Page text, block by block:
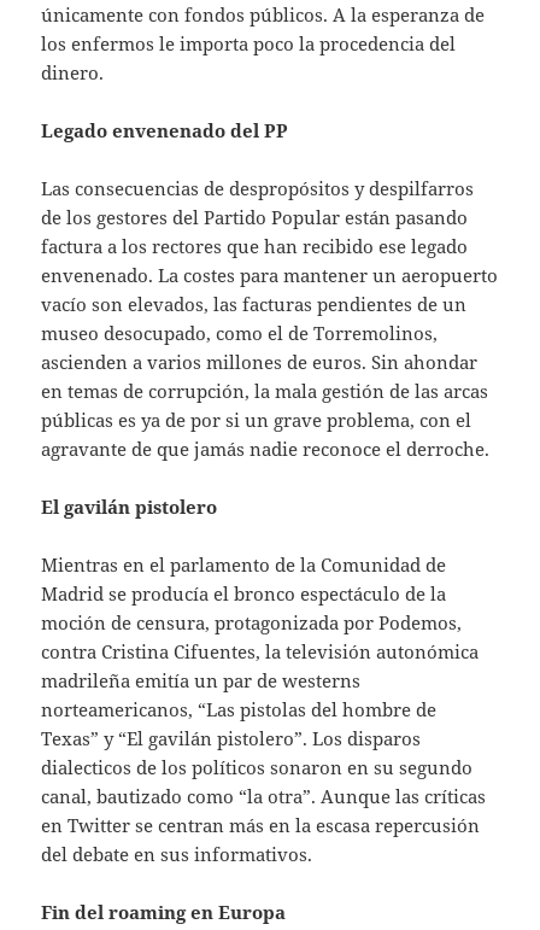
únicamente con fondos públicos. A la esperanza de
los enfermos le importa poco la procedencia del
dinero.
Legado envenenado del PP
Las consecuencias de despropósitos y despilfarros
de los gestores del Partido Popular están pasando
factura a los rectores que han recibido ese legado
envenenado. La costes para mantener un aeropuerto
vacío son elevados, las facturas pendientes de un
museo desocupado, como el de Torremolinos,
ascienden a varios millones de euros. Sin ahondar
en temas de corrupción, la mala gestión de las arcas
públicas es ya de por si un grave problema, con el
agravante de que jamás nadie reconoce el derroche.
El gavilán pistolero
Mientras en el parlamento de la Comunidad de
Madrid se producía el bronco espectáculo de la
moción de censura, protagonizada por Podemos,
contra Cristina Cifuentes, la televisión autonómica
madrileña emitía un par de westerns
norteamericanos, “Las pistolas del hombre de
Texas” y “El gavilán pistolero”. Los disparos
dialecticos de los políticos sonaron en su segundo
canal, bautizado como “la otra”. Aunque las críticas
en Twitter se centran más en la escasa repercusión
del debate en sus informativos.
Fin del roaming en Europa